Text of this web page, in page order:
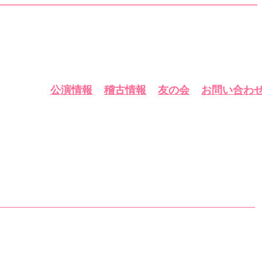
公演情報 稽古情報 友の会 お問い合わ